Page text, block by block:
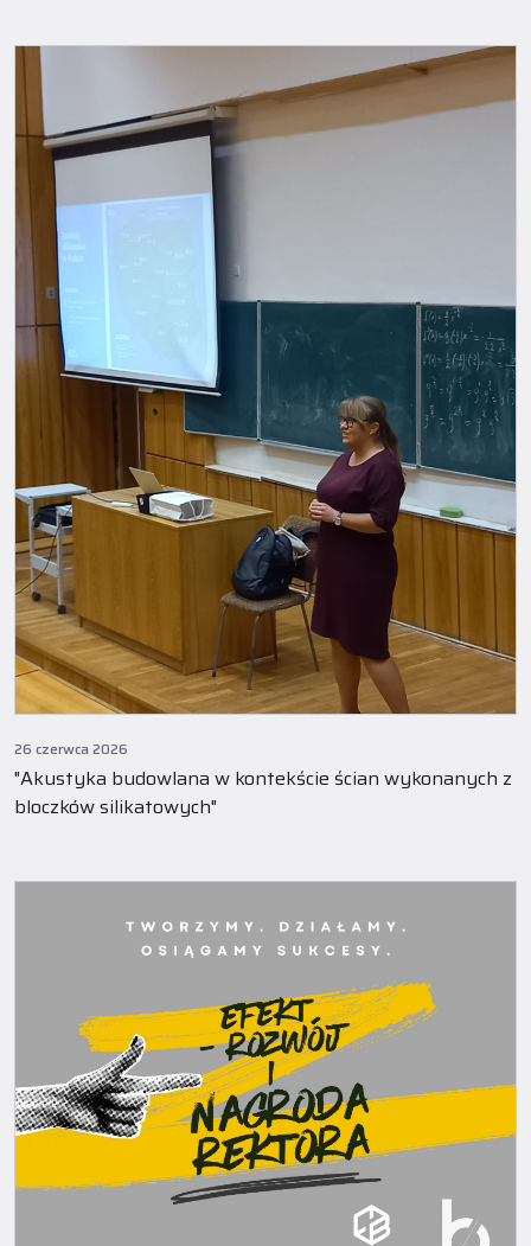
26 czerwca 2026
"Akustyka budowlana w kontekście ścian wykonanych z
bloczków silikatowych"